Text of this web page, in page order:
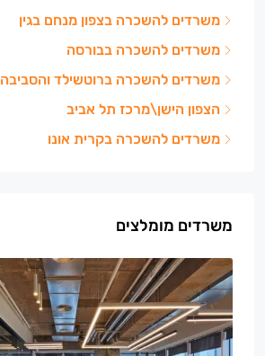
משרדים להשכרה בצפון מנחם בגין
משרדים להשכרה בבורסה
משרדים להשכרה ברוטשילד והסביבה
הצפון הישן\מרכז תל אביב
משרדים להשכרה בקרית אונו
משרדים מומלצים